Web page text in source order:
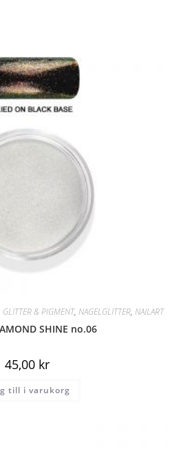
& PIGMENT, NAGELGLITTER, NAILART
SHINE no.06
45,00 kr
till i varukorg